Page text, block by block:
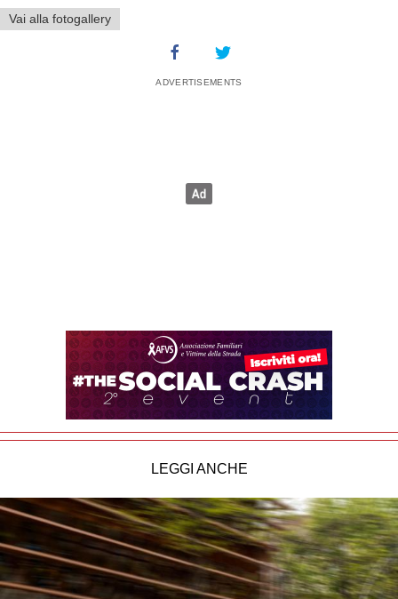
Vai alla fotogallery
LEGGI ANCHE